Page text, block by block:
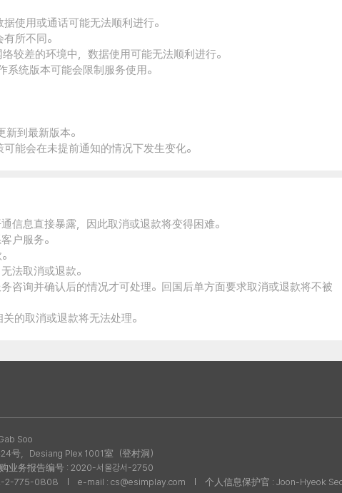
使用或通话可能无法顺利进行。
所不同。
较差的环境中，数据使用可能无法顺利进行。
系统版本可能会限制服务使用。
到最新版本。
能会在未提前通知的情况下发生变化。
信息直接暴露，因此取消或退款将变得困难。
户服务。
法取消或退款。
咨询并确认后的情况才可处理。回国后单方面要求取消或退款将不被
的取消或退款将无法处理。
Soo
号，Desiang Plex 1001室（登村洞）
业务报告编号 : 2020-서울강서-2750
2-775-0808 e-mail : cs@esimplay.com 个人信息保护官 : Joon-Hyeok